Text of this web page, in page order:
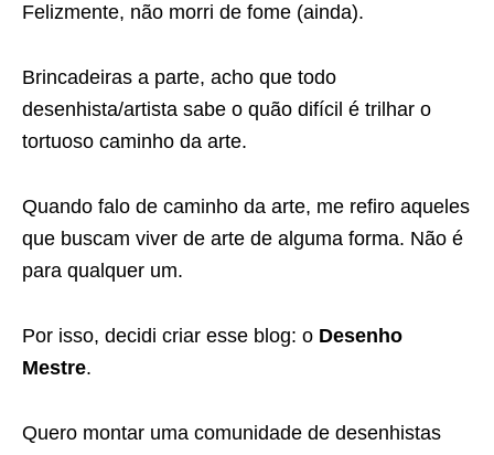
Felizmente, não morri de fome (ainda).
Brincadeiras a parte, acho que todo
desenhista/artista sabe o quão difícil é trilhar o
tortuoso caminho da arte.
Quando falo de caminho da arte, me refiro aqueles
que buscam viver de arte de alguma forma. Não é
para qualquer um.
Por isso, decidi criar esse blog: o Desenho
Mestre.
Quero montar uma comunidade de desenhistas